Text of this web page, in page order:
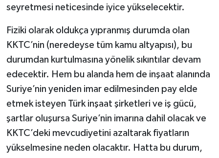
seyretmesi neticesinde iyice yükselecektir.
Fiziki olarak oldukça yıpranmış durumda olan
KKTC’nin (neredeyse tüm kamu altyapısı), bu
durumdan kurtulmasına yönelik sıkıntılar devam
edecektir. Hem bu alanda hem de inşaat alanında
Suriye’nin yeniden imar edilmesinden pay elde
etmek isteyen Türk inşaat şirketleri ve iş gücü,
şartlar oluşursa Suriye’nin imarına dahil olacak ve
KKTC’deki mevcudiyetini azaltarak fiyatların
yükselmesine neden olacaktır. Hatta bu durum,